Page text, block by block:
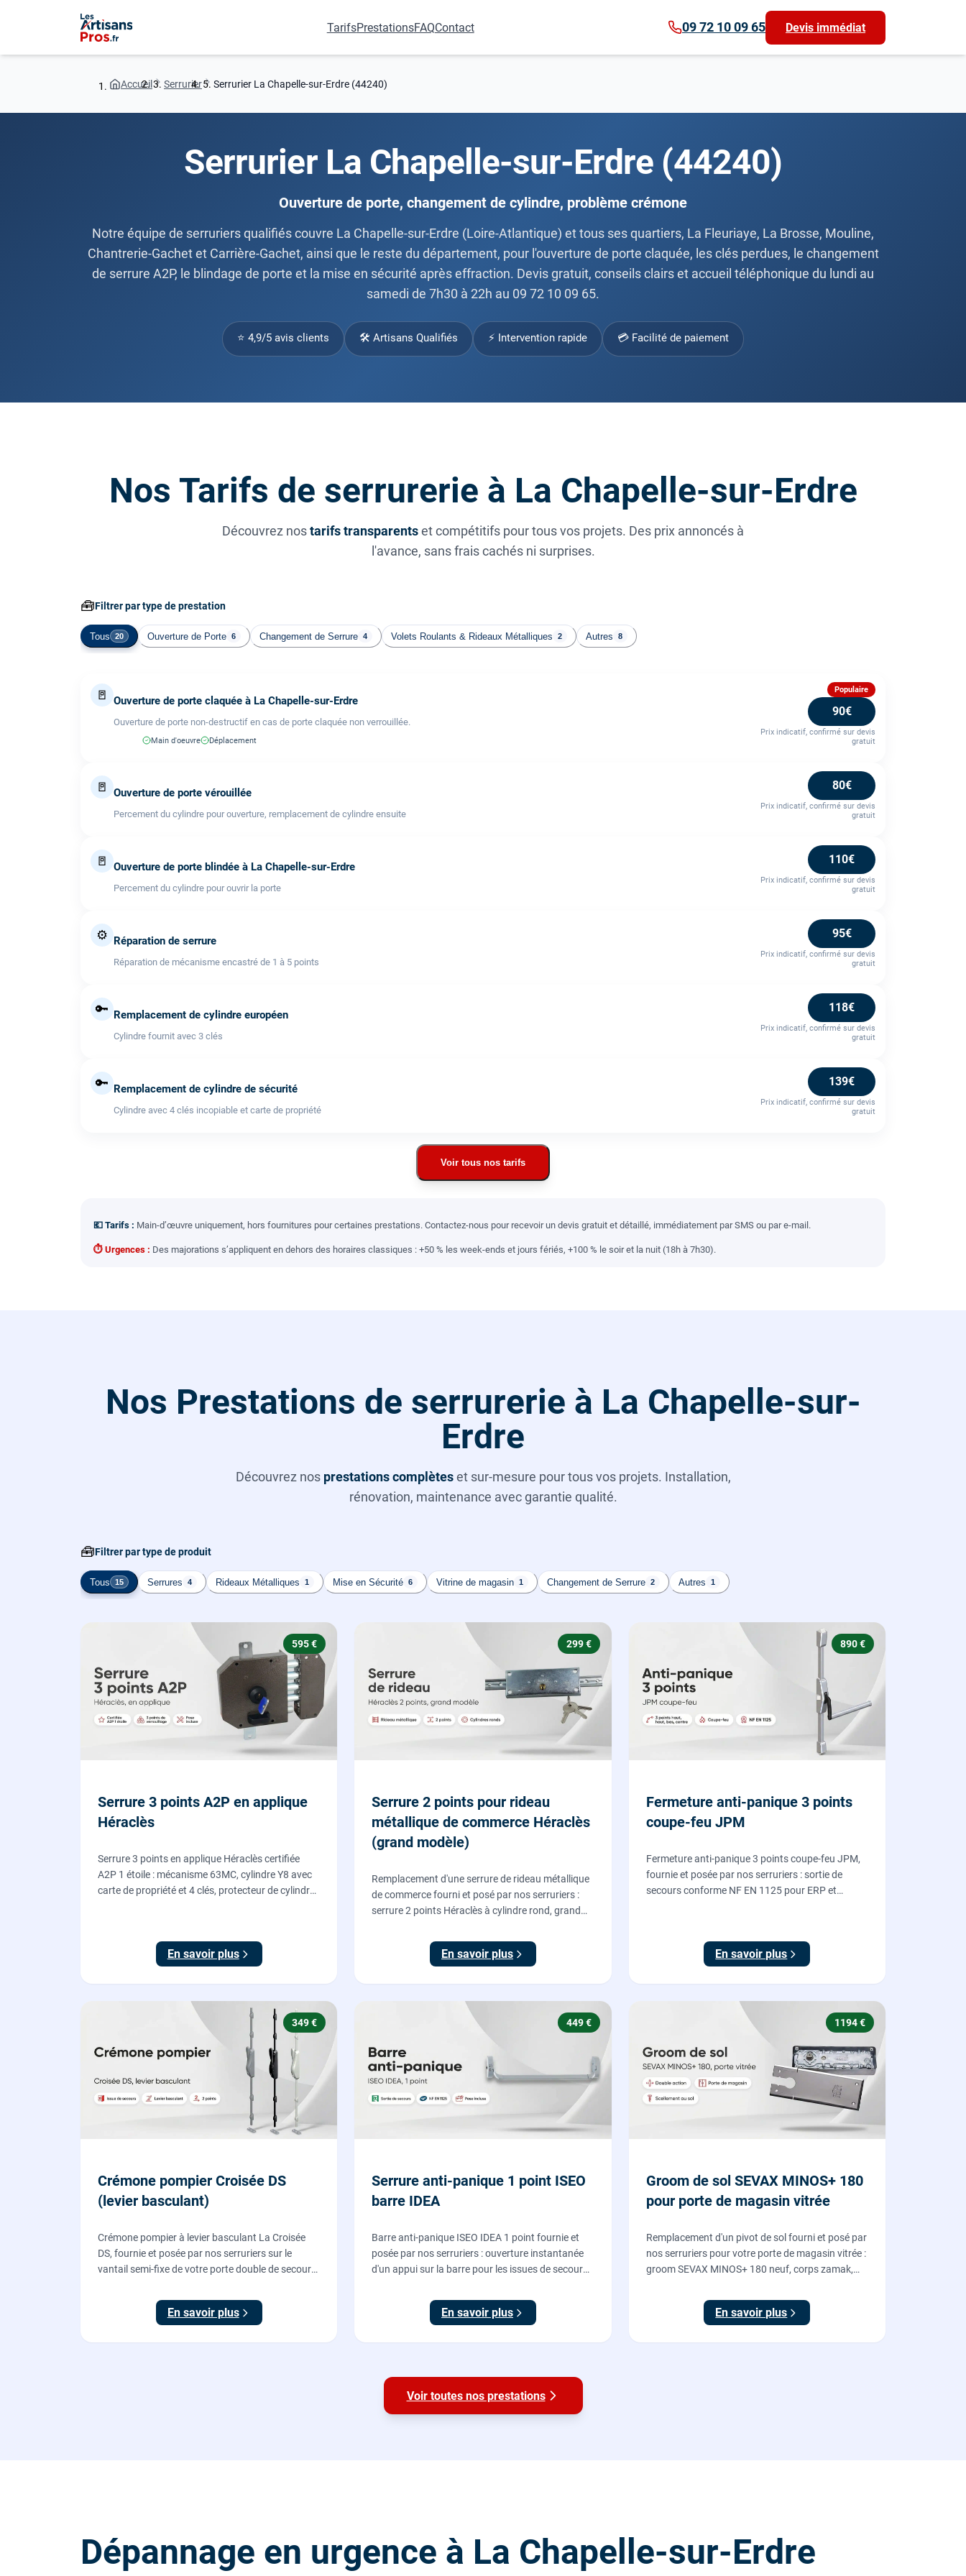
TarifsPrestationsFAQContact 09 72 10 09 65 Devis immédiat
Accueil Serrurier Serrurier La Chapelle-sur-Erdre (44240)
Serrurier La Chapelle-sur-Erdre (44240)
Ouverture de porte, changement de cylindre, problème crémone
Notre équipe de serruriers qualifiés couvre La Chapelle-sur-Erdre (Loire-Atlantique) et tous ses quartiers, La Fleuriaye, La Brosse, Mouline,
Chantrerie-Gachet et Carrière-Gachet, ainsi que le reste du département, pour l'ouverture de porte claquée, les clés perdues, le changement
de serrure A2P, le blindage de porte et la mise en sécurité après effraction. Devis gratuit, conseils clairs et accueil téléphonique du lundi au
samedi de 7h30 à 22h au 09 72 10 09 65.
⭐ 4,9/5 avis clients 🛠 Artisans Qualifiés ⚡ Intervention rapide 💳 Facilité de paiement
Nos Tarifs de serrurerie à La Chapelle-sur-Erdre
Découvrez nostarifs transparentset compétitifs pour tous vos projets. Des prix annoncés à
l'avance, sans frais cachés ni surprises.
🧰Filtrer par type de prestation
Tous 20 Ouverture de Porte 6 Changement de Serrure 4 Volets Roulants & Rideaux Métalliques 2 Autres 8
🚪 Ouverture de porte claquée à La Chapelle-sur-Erdre
Ouverture de porte non-destructif en cas de porte claquée non verrouillée.
Main d'oeuvre Déplacement
Populaire
90€
Prix indicatif, confirmé sur devis
gratuit
🚪 Ouverture de porte vérouillée
Percement du cylindre pour ouverture, remplacement de cylindre ensuite
80€
Prix indicatif, confirmé sur devis
gratuit
🚪 Ouverture de porte blindée à La Chapelle-sur-Erdre
Percement du cylindre pour ouvrir la porte
110€
Prix indicatif, confirmé sur devis
gratuit
⚙️ Réparation de serrure
Réparation de mécanisme encastré de 1 à 5 points
95€
Prix indicatif, confirmé sur devis
gratuit
🔑 Remplacement de cylindre européen
Cylindre fournit avec 3 clés
118€
Prix indicatif, confirmé sur devis
gratuit
🔑 Remplacement de cylindre de sécurité
Cylindre avec 4 clés incopiable et carte de propriété
139€
Prix indicatif, confirmé sur devis
gratuit
Voir tous nos tarifs
💶 Tarifs : Main-d’œuvre uniquement, hors fournitures pour certaines prestations. Contactez-nous pour recevoir un devis gratuit et détaillé, immédiatement par SMS ou par e-mail.
⏱ Urgences : Des majorations s’appliquent en dehors des horaires classiques : +50 % les week-ends et jours fériés, +100 % le soir et la nuit (18h à 7h30).
Nos Prestations de serrurerie à La Chapelle-sur-
Erdre
Découvrez nos prestations complèteset sur-mesure pour tous vos projets. Installation,
rénovation, maintenance avec garantie qualité.
🧰Filtrer par type de produit
Tous 15 Serrures 4 Rideaux Métalliques 1 Mise en Sécurité 6 Vitrine de magasin 1 Changement de Serrure 2 Autres 1
595 €
Serrure 3 points A2P en applique
Héraclès
Serrure 3 points en applique Héraclès certifiée
A2P 1 étoile : mécanisme 63MC, cylindre Y8 avec
carte de propriété et 4 clés, protecteur de cylindre
En savoir plus
299 €
Serrure 2 points pour rideau
métallique de commerce Héraclès
(grand modèle)
Remplacement d'une serrure de rideau métallique
de commerce fourni et posé par nos serruriers :
serrure 2 points Héraclès à cylindre rond, grand
tringle plate et réglage des deux points de
En savoir plus
890 €
Fermeture anti-panique 3 points
coupe-feu JPM
Fermeture anti-panique 3 points coupe-feu JPM,
fournie et posée par nos serruriers : sortie de
secours conforme NF EN 1125 pour ERP et
En savoir plus
349 €
Crémone pompier Croisée DS
(levier basculant)
Crémone pompier à levier basculant La Croisée
DS, fournie et posée par nos serruriers sur le
vantail semi-fixe de votre porte double de secours
ouverture testée.
En savoir plus
449 €
Serrure anti-panique 1 point ISEO
barre IDEA
Barre anti-panique ISEO IDEA 1 point fournie et
posée par nos serruriers : ouverture instantanée
d'un appui sur la barre pour les issues de secours
En savoir plus
1194 €
Groom de sol SEVAX MINOS+ 180
pour porte de magasin vitrée
Remplacement d'un pivot de sol fourni et posé par
nos serruriers pour votre porte de magasin vitrée :
groom SEVAX MINOS+ 180 neuf, corps zamak,
scellement au sol, réglage et essais. 995 euros HT
En savoir plus
Voir toutes nos prestations
Dépannage en urgence à La Chapelle-sur-Erdre